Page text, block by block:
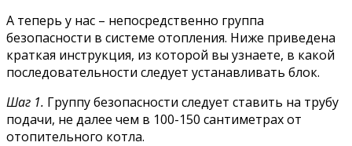
А теперь у нас – непосредственно группа
безопасности в системе отопления. Ниже приведена
краткая инструкция, из которой вы узнаете, в какой
последовательности следует устанавливать блок.
Шаг 1. Группу безопасности следует ставить на трубу
подачи, не далее чем в 100-150 сантиметрах от
отопительного котла.